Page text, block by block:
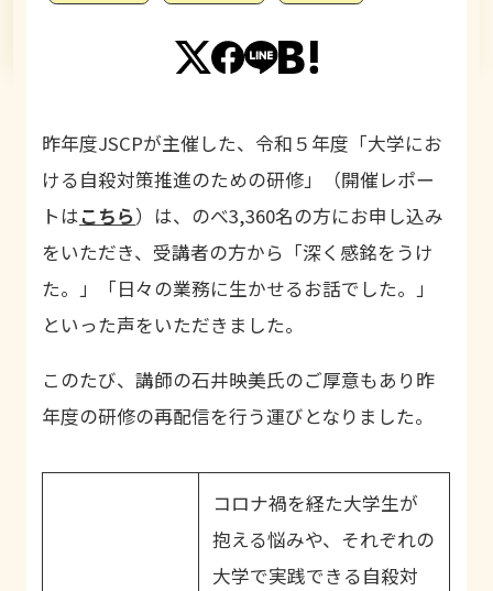
昨年度JSCPが主催した、令和５年度「大学にお
ける自殺対策推進のための研修」（開催レポー
トはこちら）は、のべ3,360名の方にお申し込み
をいただき、受講者の方から「深く感銘をうけ
た。」「日々の業務に生かせるお話でした。」
といった声をいただきました。
このたび、講師の石井映美氏のご厚意もあり昨
年度の研修の再配信を行う運びとなりました。
コロナ禍を経た大学生が
抱える悩みや、それぞれの
大学で実践できる自殺対